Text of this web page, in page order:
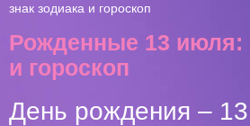
знак зодиака и гороскоп
Рожденные 13 июля:
и гороскоп
День рождения –